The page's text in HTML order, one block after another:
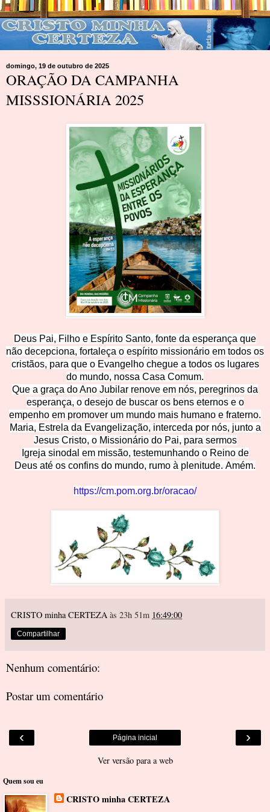
domingo, 19 de outubro de 2025
ORAÇÃO DA CAMPANHA
MISSSIONÁRIA 2025
Deus Pai, Filho e Espírito Santo, fonte da esperança que
não decepciona, fortaleça o espírito missionário em todos os
cristãos, para que o Evangelho chegue a todos os lugares
do mundo, nossa Casa Comum.
Que a graça do Ano Jubilar renove em nós, peregrinos da
esperança, o desejo de buscar os bens eternos e o
empenho em promover um mundo mais humano e fraterno.
Maria, Estrela da Evangelização, interceda por nós, junto a
Jesus Cristo, o Missionário do Pai, para sermos
Igreja sinodal em missão, testemunhando o Reino de
Deus até os confins do mundo, rumo à plenitude. Amém.
https://cm.pom.org.br/oracao/
CRISTO minha CERTEZA às 23h 51m 16:49:00
Compartilhar
Nenhum comentário:
Postar um comentário
‹ ›
Página inicial
Ver versão para a web
Quem sou eu
CRISTO minha CERTEZA